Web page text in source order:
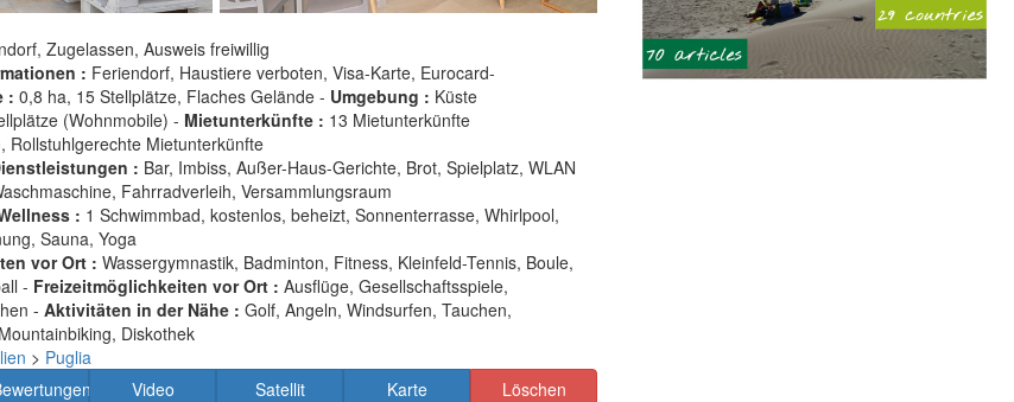
Zugelassen, Ausweis freiwillig
: Feriendorf, Haustiere verboten, Visa-Karte, Eurocard-
: 0,8 ha, 15 Stellplätze, Flaches Gelände - Umgebung : Küste
(Wohnmobile) - Mietunterkünfte : 13 Mietunterkünfte
Rollstuhlgerechte Mietunterkünfte
: Bar, Imbiss, Außer-Haus-Gerichte, Brot, Spielplatz, WLAN
Fahrradverleih, Versammlungsraum
: 1 Schwimmbad, kostenlos, beheizt, Sonnenterrasse, Whirlpool,
Sauna, Yoga
vor Ort : Wassergymnastik, Badminton, Fitness, Kleinfeld-Tennis, Boule,
- Freizeitmöglichkeiten vor Ort : Ausflüge, Gesellschaftsspiele,
- Aktivitäten in der Nähe : Golf, Angeln, Windsurfen, Tauchen,
Diskothek
> Puglia
Video Satellit Karte Löschen